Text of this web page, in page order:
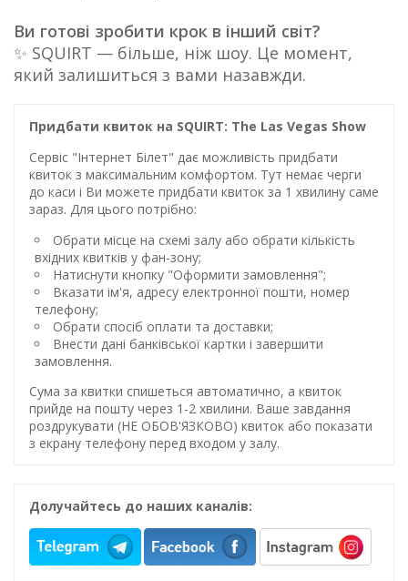
Ви готові зробити крок в інший світ?
✨ SQUIRT — більше, ніж шоу. Це момент,
який залишиться з вами назавжди.
Придбати квиток на SQUIRT: The Las Vegas Show
Сервіс "Інтернет Білет" дає можливість придбати
квиток з максимальним комфортом. Тут немає черги
до каси і Ви можете придбати квиток за 1 хвилину саме
зараз. Для цього потрібно:
Обрати місце на схемі залу або обрати кількість
вхідних квитків у фан-зону;
Натиснути кнопку "Оформити замовлення";
Вказати ім'я, адресу електронної пошти, номер
телефону;
Обрати спосіб оплати та доставки;
Внести дані банківської картки і завершити
замовлення.
Сума за квитки спишеться автоматично, а квиток
прийде на пошту через 1-2 хвилини. Ваше завдання
роздрукувати (НЕ ОБОВ'ЯЗКОВО) квиток або показати
з екрану телефону перед входом у залу.
Долучайтесь до наших каналів: